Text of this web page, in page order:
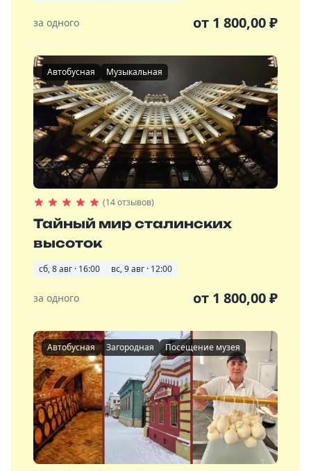
за одного от 1 800,00₽
Автобусная Музыкальная
(14 отзывов)
Тайный мир сталинских
высоток
сб, 8 авг · 16:00 вс, 9 авг · 12:00
за одного от 1 800,00₽
Автобусная Загородная Посещение музея